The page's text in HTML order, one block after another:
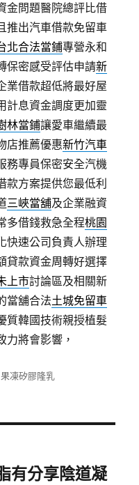
金問題醫院總評比借
推出汽車借款免留車
北合法當鋪專營永和
保密感受評估申請新
業借款超低將最好屋
計息資金調度更加靈
林當鋪讓愛車繼續最
店推薦優惠新竹汽車
務專員保密安全汽機
款方案提供您最低利
三峽當舖及企業融資
多借錢救急全程桃園
快速公司負責人辦理
貸款資金周轉好選擇
上市討論區及相關新
當舖合法土城免留車
質韓國技術親授植髮
力將會影響，
分
果凍矽膠隆乳
有分享陰道凝